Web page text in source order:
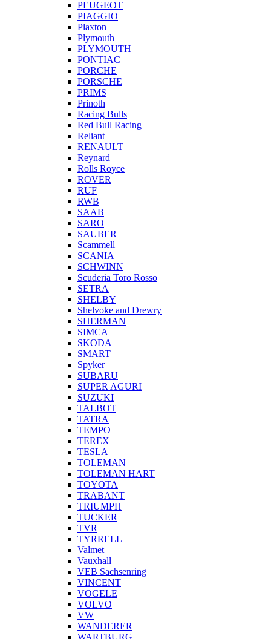
PEUGEOT
PIAGGIO
Plaxton
Plymouth
PLYMOUTH
PONTIAC
PORCHE
PORSCHE
PRIMS
Prinoth
Racing Bulls
Red Bull Racing
Reliant
RENAULT
Reynard
Rolls Royce
ROVER
RUF
RWB
SAAB
SARO
SAUBER
Scammell
SCANIA
SCHWINN
Scuderia Toro Rosso
SETRA
SHELBY
Shelvoke and Drewry
SHERMAN
SIMCA
SKODA
SMART
Spyker
SUBARU
SUPER AGURI
SUZUKI
TALBOT
TATRA
TEMPO
TEREX
TESLA
TOLEMAN
TOLEMAN HART
TOYOTA
TRABANT
TRIUMPH
TUCKER
TVR
TYRRELL
Valmet
Vauxhall
VEB Sachsenring
VINCENT
VOGELE
VOLVO
VW
WANDERER